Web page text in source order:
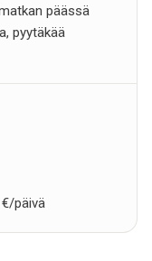
päässä
pyytäkää
päivä